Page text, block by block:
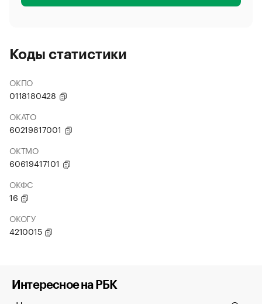
Коды статистики
ОКПО
0118180428
ОКАТО
60219817001
ОКТМО
60619417101
ОКФС
16
ОКОГУ
4210015
Интересное на РБК